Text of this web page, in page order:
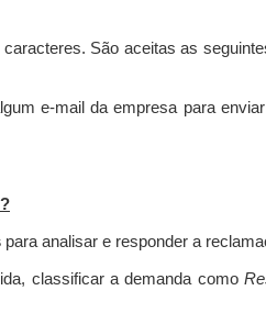
São aceitas as
e-mail da empresa para
para analisar e responder a
classificar a demanda como